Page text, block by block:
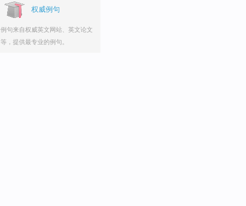
权威例句
例句来自权威英文网站、英文论文
等，提供最专业的例句。